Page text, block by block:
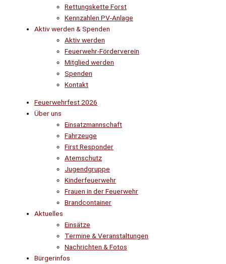
Rettungskette Forst
Kennzahlen PV-Anlage
Aktiv werden & Spenden
Aktiv werden
Feuerwehr-Förderverein
Mitglied werden
Spenden
Kontakt
Feuerwehrfest 2026
Über uns
Einsatzmannschaft
Fahrzeuge
First Responder
Atemschutz
Jugendgruppe
Kinderfeuerwehr
Frauen in der Feuerwehr
Brandcontainer
Aktuelles
Einsätze
Termine & Veranstaltungen
Nachrichten & Fotos
Bürgerinfos